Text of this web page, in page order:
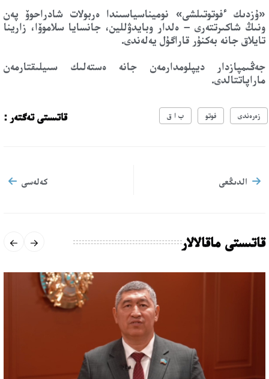
«ۇزدىك ءفوتوتىلشى» نوميناسياسىندا ەربولات شادراحوۆ پەن
ونىڭ شاكىرتتەرى – ەلدار وبايدۋللين، جانسايا سلاموۆا، زارينا
تايلاق جانە بەكنۇر قاراگۇل يەلەندى.
جەڭىمپازدار ديپلومدارمەن جانە ەستەلىك سىيلىقتارمەن
ماراپاتتالدى.
قاتىستى تەگتەر : زەرەندى فوتو ب ا ق
الدىڭعى كەلەسى
قاتىستى ماقالالار